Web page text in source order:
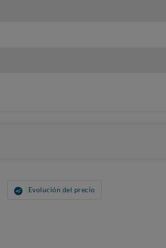
Evolución del precio